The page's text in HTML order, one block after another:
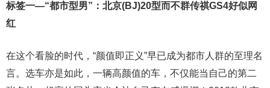
标签一—“都市型男”：北京(BJ)20型而不群传祺GS4好似网
红
在这个看脸的时代，“颜值即正义”早已成为都市人群的至理名
言。选车亦是如此，一辆高颜值的车，不仅能当自己的第二